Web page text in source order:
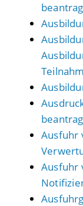
Ausfuhr
Ausfuhr